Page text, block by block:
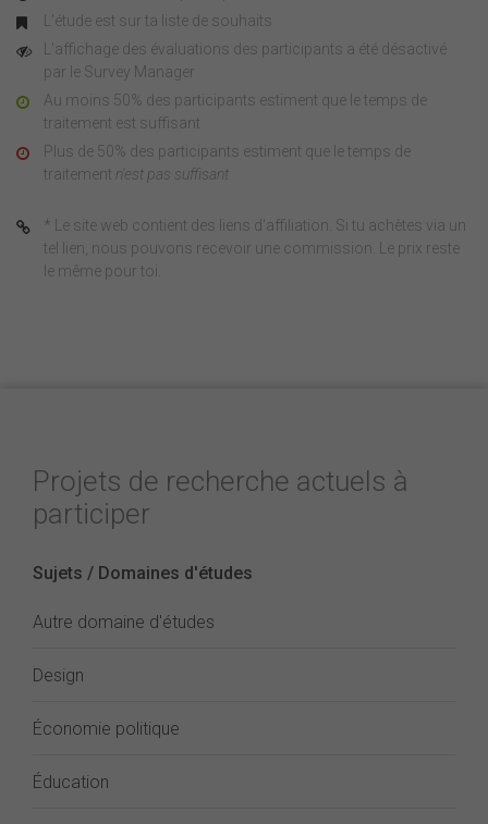
L'étude est sur ta liste de souhaits
L'affichage des évaluations des participants a été désactivé
par le Survey Manager
Au moins 50% des participants estiment que le temps de
traitement est suffisant
Plus de 50% des participants estiment que le temps de
traitement n'est pas suffisant
* Le site web contient des liens d'affiliation. Si tu achètes via un
tel lien, nous pouvons recevoir une commission. Le prix reste
le même pour toi.
Projets de recherche actuels à
participer
Sujets / Domaines d'études
Autre domaine d'études
Design
Économie politique
Éducation